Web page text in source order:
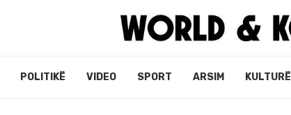
POLITIKË VIDEO SPORT ARSIM KULTURË